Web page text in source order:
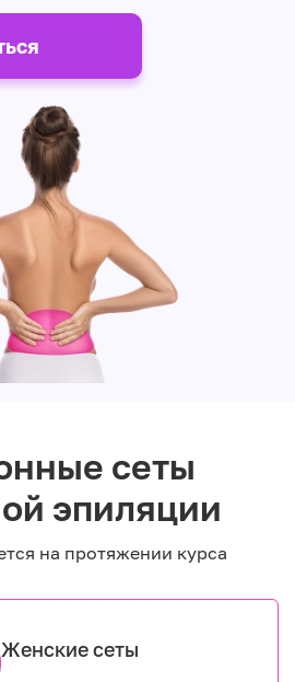
сеты
эпиляции
на протяжении курса
Женские сеты